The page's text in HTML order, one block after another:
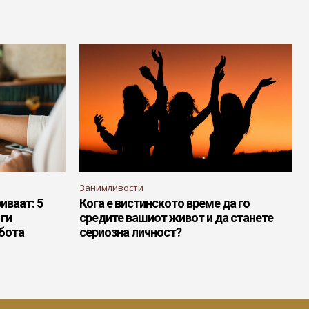
5
Занимливости
Кога е вистинското време да го
средите вашиот живот и да станете
сериозна личност?